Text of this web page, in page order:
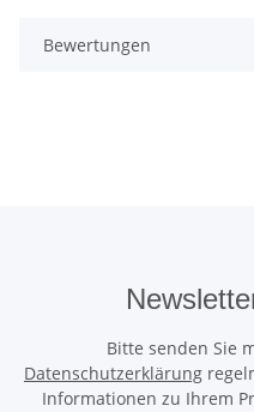
Bewertungen
Bitte senden Sie
Datenschutzerklärung
Informationen zu Ihrem